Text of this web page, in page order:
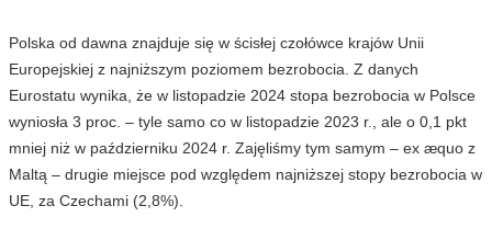
Polska od dawna znajduje się w ścisłej czołówce krajów Unii
Europejskiej z najniższym poziomem bezrobocia. Z danych
Eurostatu wynika, że w listopadzie 2024 stopa bezrobocia w Polsce
wyniosła 3 proc. – tyle samo co w listopadzie 2023 r., ale o 0,1 pkt
mniej niż w październiku 2024 r. Zajęliśmy tym samym – ex æquo z
Maltą – drugie miejsce pod względem najniższej stopy bezrobocia w
UE, za Czechami (2,8%).